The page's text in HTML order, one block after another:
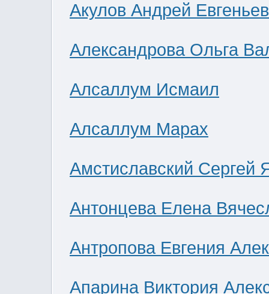
Акулов Андрей
Александрова Ольга
Алсаллум Исмаил
Алсаллум Марах
Амстиславский Сергей
Антонцева Елена
Антропова Евгения
Апарина Виктория